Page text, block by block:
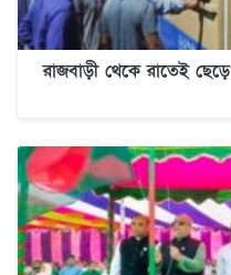
রাজবাড়ী থেকে রাতেই ছেড়ে